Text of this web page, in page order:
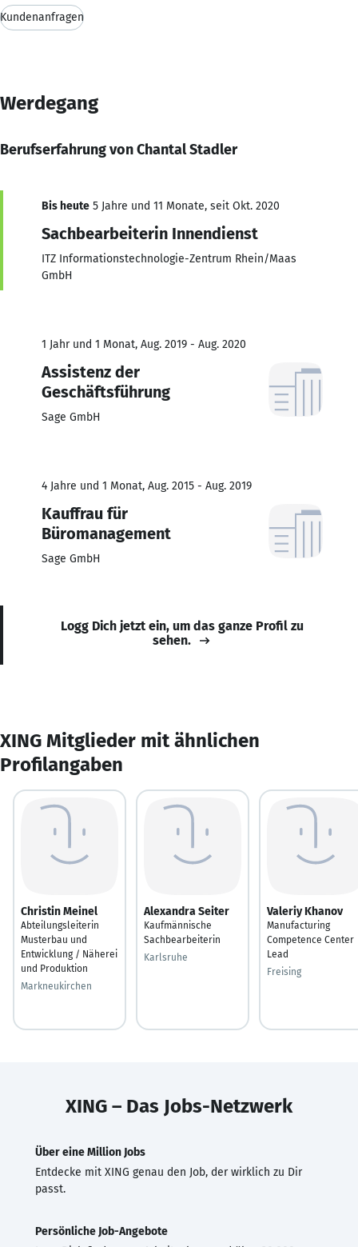
Kundenanfragen
Werdegang
Berufserfahrung von Chantal Stadler
Bis heute 5 Jahre und 11 Monate, seit Okt. 2020
Sachbearbeiterin Innendienst
ITZ Informationstechnologie-Zentrum Rhein/Maas
GmbH
1 Jahr und 1 Monat, Aug. 2019 - Aug. 2020
Assistenz der
Geschäftsführung
Sage GmbH
4 Jahre und 1 Monat, Aug. 2015 - Aug. 2019
Kauffrau für
Büromanagement
Sage GmbH
Logg Dich jetzt ein, um das ganze Profil zu
sehen.
XING Mitglieder mit ähnlichen
Profilangaben
Christin Meinel
Abteilungsleiterin
Musterbau und
Entwicklung / Näherei
und Produktion
Markneukirchen
Alexandra Seiter
Kaufmännische
Sachbearbeiterin
Karlsruhe
Valeriy Khanov
Manufacturing
Competence Center
Lead
Freising
XING – Das Jobs-Netzwerk
Über eine Million Jobs
Entdecke mit XING genau den Job, der wirklich zu Dir
passt.
Persönliche Job-Angebote